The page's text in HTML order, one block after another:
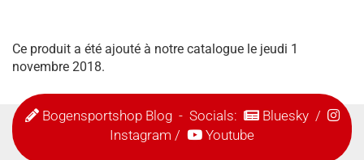
Ce produit a été ajouté à notre catalogue le jeudi 1
novembre 2018.
Bogensportshop Blog- Socials: Bluesky/
Instagram / Youtube